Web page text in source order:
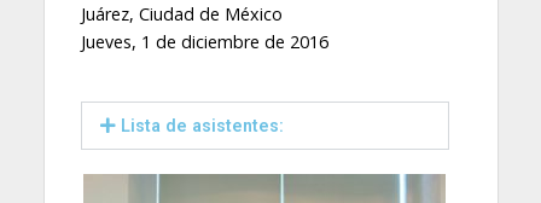
Juárez, Ciudad de México
Jueves, 1 de diciembre de 2016
Lista de asistentes: